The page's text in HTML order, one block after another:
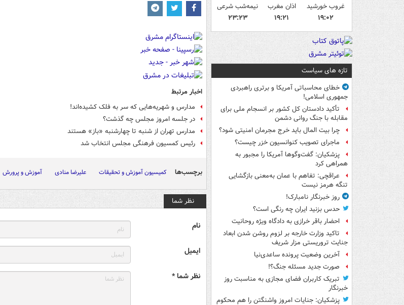
غروب خورشید
۱۹:۰۲
اذان مغرب
۱۹:۲۱
نیمه‌شب شرعی
۲۳:۲۳
تازه های سیاست
خطای محاسباتی آمریکا و برتری راهبردی
جمهوری اسلامی!
تأکید دادستان کل کشور بر انسجام ملی برای
مقابله با جنگ روانی دشمن
چرا بیت المال باید خرج مجرمان امنیتی شود؟
ماجرای تصویب کنوانسیون خزر چیست؟
پزشکیان: گفت‌وگوها آمریکا را مجبور به
همراهی کرد
عراقچی: تفاهم با عمان به‌معنی بازگشایی
تنگه هرمز نیست
روز خبرنگار نامبارک!
حدس بزنید ایران چه رنگی است؟
احضار باقر خرازی به دادگاه ویژه روحانیت
تاکید وزارت خارجه بر لزوم روشن شدن ابعاد
جنایت تروریستی مزار شریف
آخرین وضعیت پرونده ساعدی‌نیا
صورت جدید مسئله جنگ؟!
تبریک کاربران فضای مجازی به مناسبت روز
خبرنگار
پزشکیان: جنایات امروز واشنگتن را هم محکوم
اخبار مرتبط
مدارس و شهریه‌هایی که سر به فلک کشیده‌اند!
در جلسه امروز مجلس چه گذشت؟
مدارس تهران از شنبه تا چهارشنبه «باز» هستند
رئیس کمسیون فرهنگی مجلس انتخاب شد
برچسب‌ها کمیسیون آموزش و تحقیقات علیرضا منادی آموزش و پرورش
نظر شما
نام
ایمیل
نظر شما *